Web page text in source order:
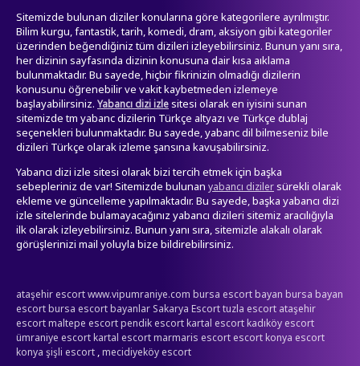
Sitemizde bulunan diziler konularına göre kategorilere ayrılmıştır.
Bilim kurgu, fantastik, tarih, komedi, dram, aksiyon gibi kategoriler
üzerinden beğendiğiniz tüm dizileri izleyebilirsiniz. Bunun yanı sıra,
her dizinin sayfasında dizinin konusuna dair kısa aıklama
bulunmaktadır. Bu sayede, hiçbir fikrinizin olmadığı dizilerin
konusunu öğrenebilir ve vakit kaybetmeden izlemeye
başlayabilirsiniz. Yabancı dizi izlesitesi olarak en iyisini sunan
sitemizde tm yabanc dizilerin Türkçe altyazı ve Türkçe dublaj
seçenekleri bulunmaktadır. Bu sayede, yabanc dil bilmeseniz bile
dizileri Türkçe olarak izleme şansına kavuşabilirsiniz.
Yabancı dizi izle sitesi olarak bizi tercih etmek için başka
sebepleriniz de var! Sitemizde bulunan yabancı dizilersürekli olarak
ekleme ve güncelleme yapılmaktadır. Bu sayede, başka yabancı dizi
izle sitelerinde bulamayacağınız yabancı dizileri sitemiz aracılığıyla
ilk olarak izleyebilirsiniz. Bunun yanı sıra, sitemizle alakalı olarak
görüşlerinizi mail yoluyla bize bildirebilirsiniz.
ataşehir escortwww.vipumraniye.com bursa escort bayan bursa bayan
escortbursa escort bayanlar Sakarya Escorttuzla escort ataşehir
escortmaltepe escortpendik escortkartal escortkadıköy escort
ümraniye escortkartal escortmarmaris escort escort konya escort
konya şişli escort ,mecidiyeköy escort